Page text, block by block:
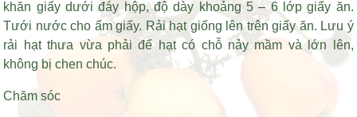
khăn giấy dưới đáy hộp, độ dày khoảng 5 – 6 lớp giấy ăn.
Tưới nước cho ẩm giấy. Rải hạt giống lên trên giấy ăn. Lưu ý
rải hạt thưa vừa phải để hạt có chỗ nảy mầm và lớn lên,
không bị chen chúc.
Chăm sóc